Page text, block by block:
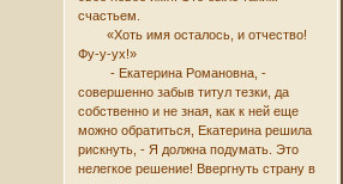
счастьем.
«Хоть имя осталось, и отчество!
Фу-у-ух!»
- Екатерина Романовна, -
совершенно забыв титул тезки, да
собственно и не зная, как к ней еще
можно обратиться, Екатерина решила
рискнуть, - Я должна подумать. Это
нелегкое решение! Ввергнуть страну в